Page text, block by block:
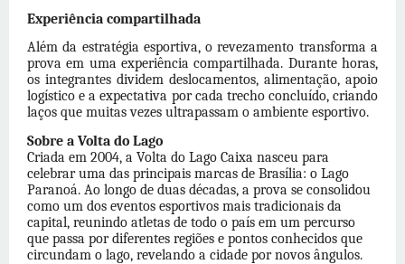
Experiência compartilhada
Além da estratégia esportiva, o revezamento transforma a
prova em uma experiência compartilhada. Durante horas,
os integrantes dividem deslocamentos, alimentação, apoio
logístico e a expectativa por cada trecho concluído, criando
laços que muitas vezes ultrapassam o ambiente esportivo.
Sobre a Volta do Lago
Criada em 2004, a Volta do Lago Caixa nasceu para
celebrar uma das principais marcas de Brasília: o Lago
Paranoá. Ao longo de duas décadas, a prova se consolidou
como um dos eventos esportivos mais tradicionais da
capital, reunindo atletas de todo o país em um percurso
que passa por diferentes regiões e pontos conhecidos que
circundam o lago, revelando a cidade por novos ângulos.